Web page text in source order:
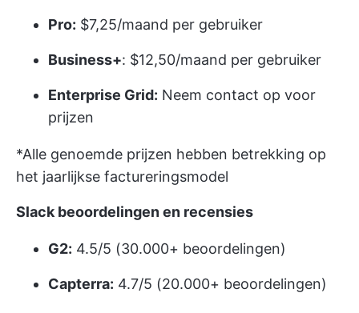
Pro: $7,25/maand per gebruiker
Business+: $12,50/maand per gebruiker
Enterprise Grid: Neem contact op voor
prijzen
*Alle genoemde prijzen hebben betrekking op
het jaarlijkse factureringsmodel
Slack beoordelingen en recensies
G2: 4.5/5 (30.000+ beoordelingen)
Capterra: 4.7/5 (20.000+ beoordelingen)